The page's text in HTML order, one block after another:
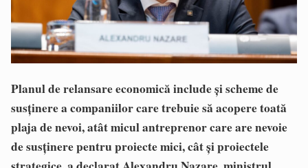
Planul de relansare economică include și scheme de
susținere a companiilor care trebuie să acopere toată
plaja de nevoi, atât micul antreprenor care are nevoie
de susținere pentru proiecte mici, cât și proiectele